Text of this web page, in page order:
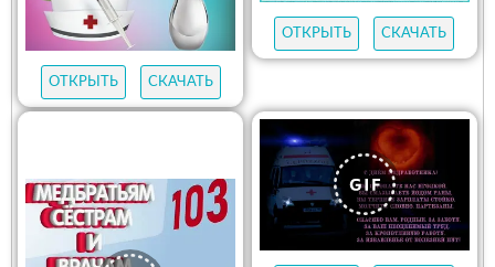
ОТКРЫТЬ СКАЧАТЬ
ОТКРЫТЬ СКАЧАТЬ